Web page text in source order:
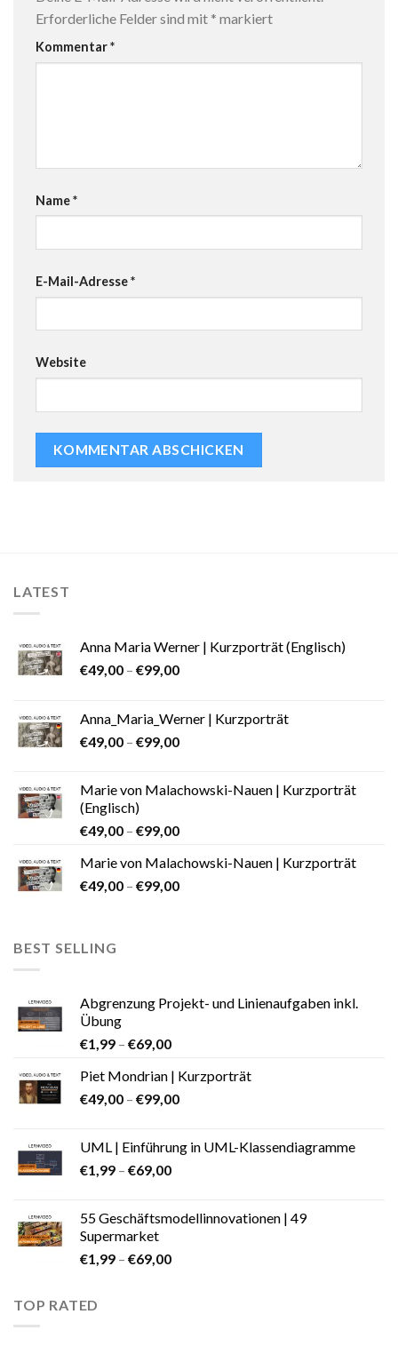
Erforderliche Felder sind mit * markiert
Kommentar*
Name*
E-Mail-Adresse*
Website
LATEST
Anna Maria Werner | Kurzporträt (Englisch)
€49,00 – €99,00
Anna_Maria_Werner | Kurzporträt
€49,00 – €99,00
Marie von Malachowski-Nauen | Kurzporträt
(Englisch)
€49,00 – €99,00
Marie von Malachowski-Nauen | Kurzporträt
€49,00 – €99,00
BEST SELLING
Abgrenzung Projekt- und Linienaufgaben inkl.
Übung
€1,99 – €69,00
Piet Mondrian | Kurzporträt
€49,00 – €99,00
UML | Einführung in UML-Klassendiagramme
€1,99 – €69,00
55 Geschäftsmodellinnovationen | 49
Supermarket
€1,99 – €69,00
TOP RATED